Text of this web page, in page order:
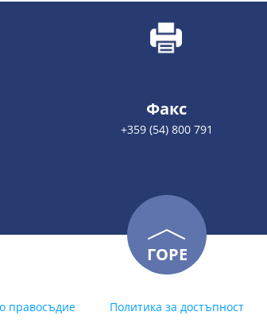
Факс
+359 (54) 800 791
ГОРЕ
правосъдие Политика за достъпност